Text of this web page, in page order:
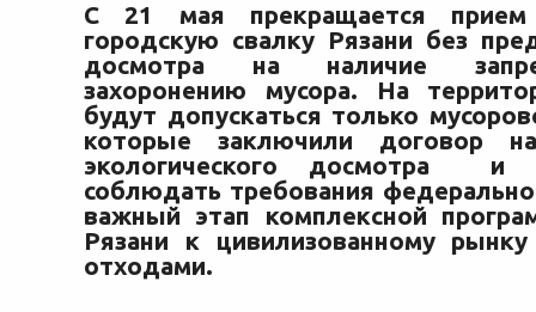
С 21 мая прекращается
городскую свалку Рязани без
досмотра на наличие
захоронению мусора. На
будут допускаться только
которые заключили договор
экологического досмотра и
соблюдать требования
важный этап комплексной
Рязани к цивилизованному
отходами.